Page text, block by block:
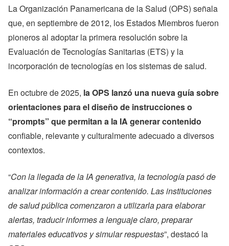
La Organización Panamericana de la Salud (OPS) señala
que, en septiembre de 2012, los Estados Miembros fueron
pioneros al adoptar la primera resolución sobre la
Evaluación de Tecnologías Sanitarias (ETS) y la
incorporación de tecnologías en los sistemas de salud.
En octubre de 2025, la OPS lanzó una nueva guía sobre
orientaciones para el diseño de instrucciones o
“prompts” que permitan a la IA generar contenido
confiable, relevante y culturalmente adecuado a diversos
contextos.
“Con la llegada de la IA generativa, la tecnología pasó de
analizar información a crear contenido. Las instituciones
de salud pública comenzaron a utilizarla para elaborar
alertas, traducir informes a lenguaje claro, preparar
materiales educativos y simular respuestas”, destacó la